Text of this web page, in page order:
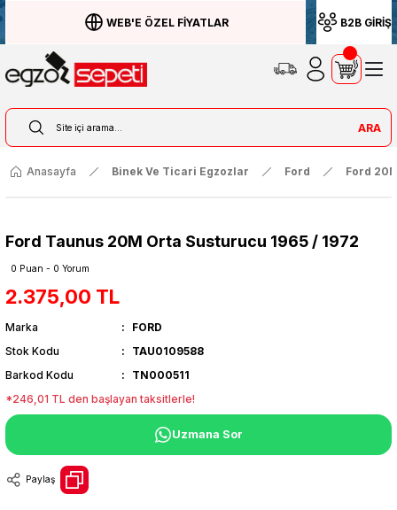
WEB'E ÖZEL FİYATLAR B2B GİRİŞ
ARA
Anasayfa Binek Ve Ticari Egzozlar Ford Ford
Ford Taunus 20M Orta Susturucu 1965 / 1972
0 Puan - 0 Yorum
2.375,00 TL
Marka
FORD
Stok Kodu
TAU0109588
Barkod Kodu
TN000511
*246,01 TL den başlayan taksitlerle!
Uzmana Sor
Paylaş